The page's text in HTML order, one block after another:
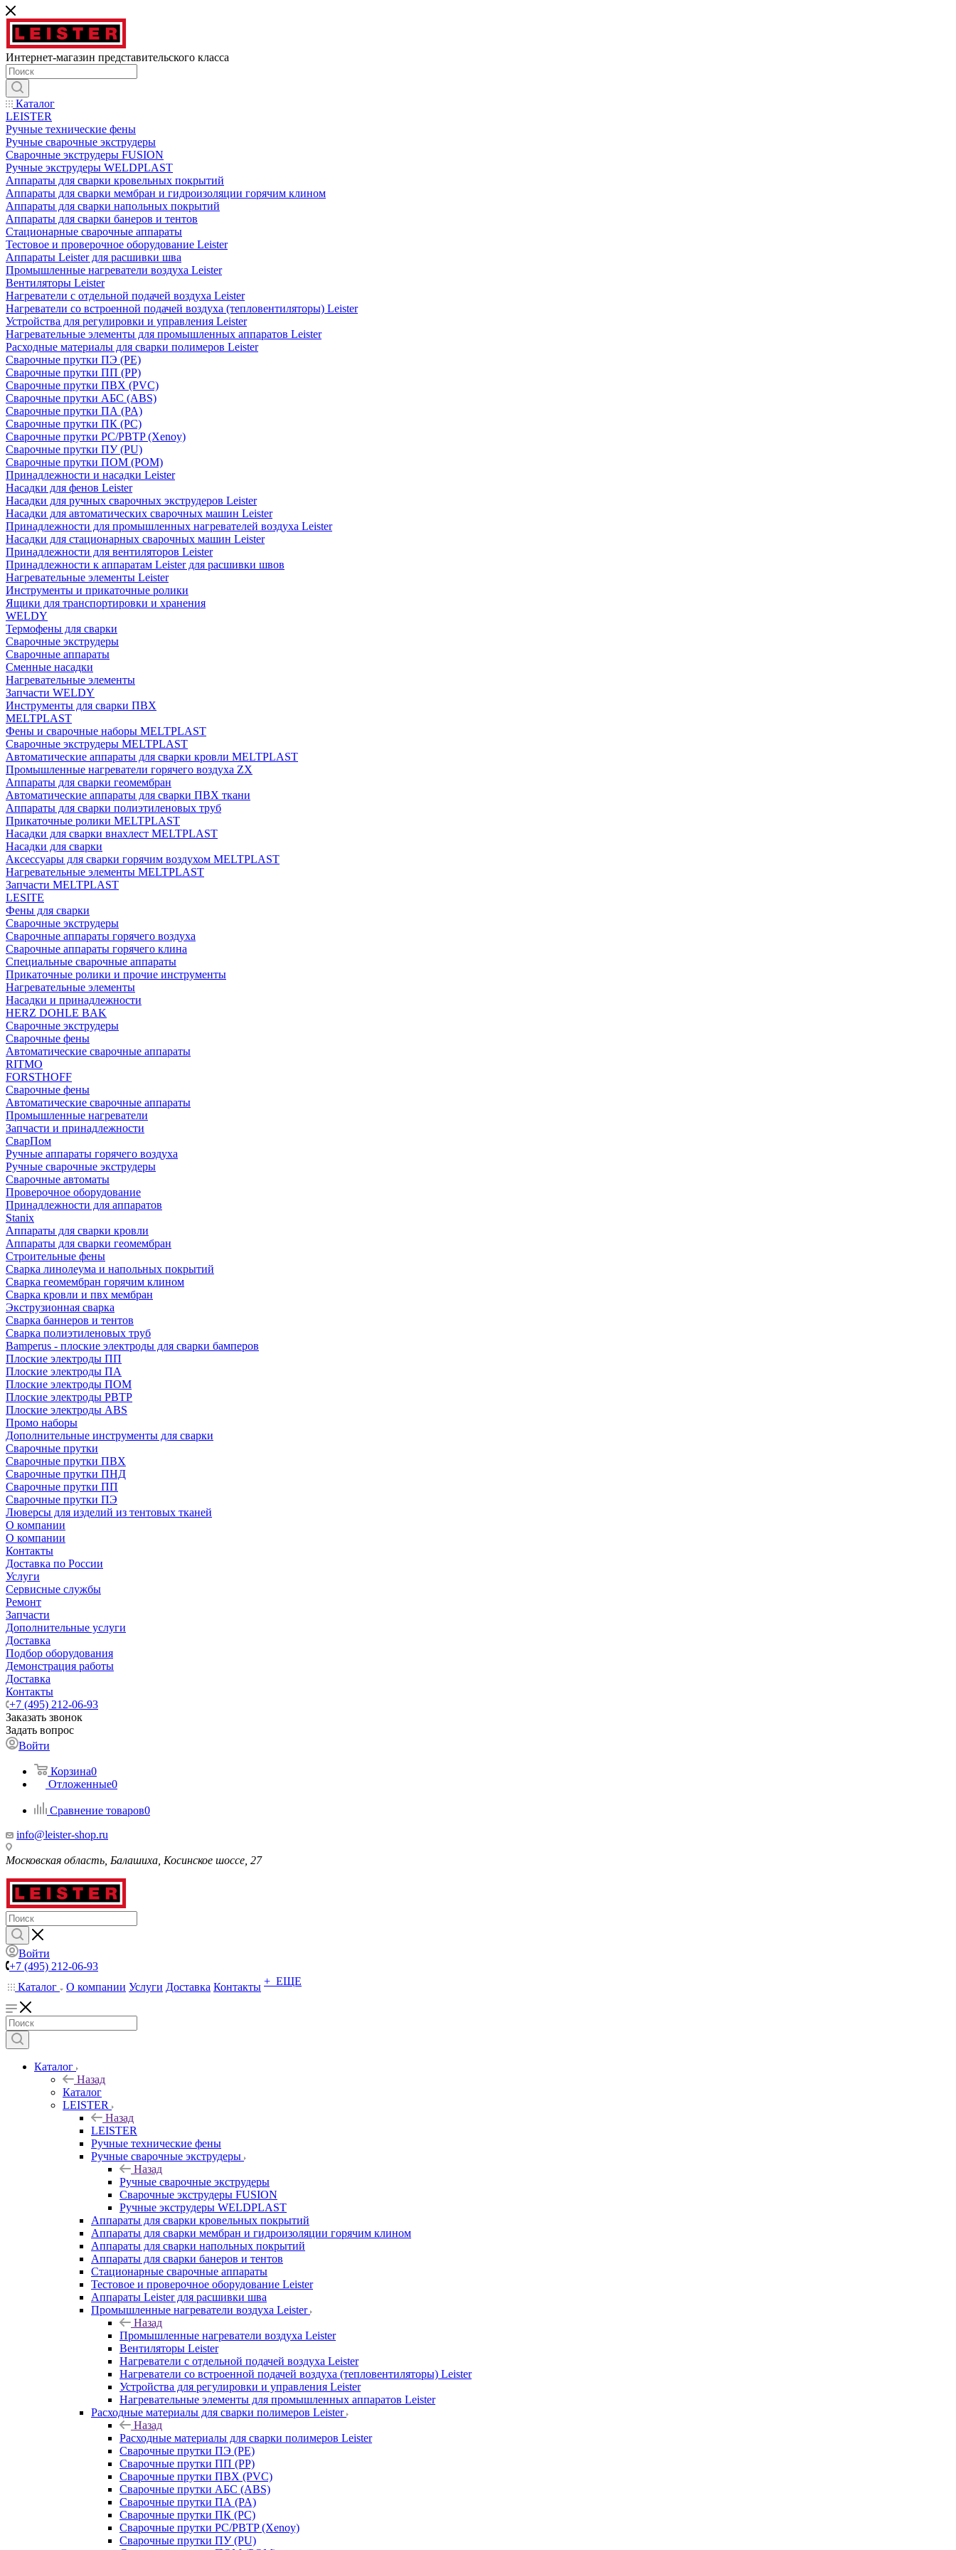
Интернет-магазин представительского класса
Каталог
LEISTER
Ручные технические фены
Ручные сварочные экструдеры
Сварочные экструдеры FUSION
Ручные экструдеры WELDPLAST
Аппараты для сварки кровельных покрытий
Аппараты для сварки мембран и гидроизоляции горячим клином
Аппараты для сварки напольных покрытий
Аппараты для сварки банеров и тентов
Стационарные сварочные аппараты
Тестовое и проверочное оборудование Leister
Аппараты Leister для расшивки шва
Промышленные нагреватели воздуха Leister
Вентиляторы Leister
Нагреватели с отдельной подачей воздуха Leister
Нагреватели со встроенной подачей воздуха (тепловентиляторы) Leister
Устройства для регулировки и управления Leister
Нагревательные элементы для промышленных аппаратов Leister
Расходные материалы для сварки полимеров Leister
Сварочные прутки ПЭ (PE)
Сварочные прутки ПП (PP)
Сварочные прутки ПВХ (PVC)
Сварочные прутки АБС (ABS)
Сварочные прутки ПА (PA)
Сварочные прутки ПК (PC)
Сварочные прутки PC/PBTP (Xenoy)
Сварочные прутки ПУ (PU)
Сварочные прутки ПОМ (POM)
Принадлежности и насадки Leister
Насадки для фенов Leister
Насадки для ручных сварочных экструдеров Leister
Насадки для автоматических сварочных машин Leister
Принадлежности для промышленных нагревателей воздуха Leister
Насадки для стационарных сварочных машин Leister
Принадлежности для вентиляторов Leister
Принадлежности к аппаратам Leister для расшивки швов
Нагревательные элементы Leister
Инструменты и прикаточные ролики
Ящики для транспортировки и хранения
WELDY
Термофены для сварки
Сварочные экструдеры
Сварочные аппараты
Сменные насадки
Нагревательные элементы
Запчасти WELDY
Инструменты для сварки ПВХ
MELTPLAST
Фены и сварочные наборы MELTPLAST
Сварочные экструдеры MELTPLAST
Автоматические аппараты для сварки кровли MELTPLAST
Промышленные нагреватели горячего воздуха ZX
Аппараты для сварки геомембран
Автоматические аппараты для сварки ПВХ ткани
Аппараты для сварки полиэтиленовых труб
Прикаточные ролики MELTPLAST
Насадки для сварки внахлест MELTPLAST
Насадки для сварки
Аксессуары для сварки горячим воздухом MELTPLAST
Нагревательные элементы MELTPLAST
Запчасти MELTPLAST
LESITE
Фены для сварки
Сварочные экструдеры
Сварочные аппараты горячего воздуха
Сварочные аппараты горячего клина
Специальные сварочные аппараты
Прикаточные ролики и прочие инструменты
Нагревательные элементы
Насадки и принадлежности
HERZ DOHLE BAK
Сварочные экструдеры
Сварочные фены
Автоматические сварочные аппараты
RITMO
FORSTHOFF
Сварочные фены
Автоматические сварочные аппараты
Промышленные нагреватели
Запчасти и принадлежности
СварПом
Ручные аппараты горячего воздуха
Ручные сварочные экструдеры
Сварочные автоматы
Проверочное оборудование
Принадлежности для аппаратов
Stanix
Аппараты для сварки кровли
Аппараты для сварки геомембран
Строительные фены
Сварка линолеума и напольных покрытий
Сварка геомембран горячим клином
Сварка кровли и пвх мембран
Экструзионная сварка
Сварка баннеров и тентов
Сварка полиэтиленовых труб
Bamperus - плоские электроды для сварки бамперов
Плоские электроды ПП
Плоские электроды ПА
Плоские электроды ПОМ
Плоские электроды РВТР
Плоские электроды ABS
Промо наборы
Дополнительные инструменты для сварки
Сварочные прутки
Сварочные прутки ПВХ
Сварочные прутки ПНД
Сварочные прутки ПП
Сварочные прутки ПЭ
Люверсы для изделий из тентовых тканей
О компании
О компании
Контакты
Доставка по России
Услуги
Сервисные службы
Ремонт
Запчасти
Дополнительные услуги
Доставка
Подбор оборудования
Демонстрация работы
Доставка
Контакты
+7 (495) 212-06-93
Заказать звонок
Задать вопрос
Войти
Корзина0
Отложенные0
Сравнение товаров0
info@leister-shop.ru
Московская область, Балашиха, Косинское шоссе, 27
Войти
+7 (495) 212-06-93
Каталог
О компании Услуги Доставка Контакты + ЕЩЕ
Каталог
Назад
Каталог
LEISTER
Назад
LEISTER
Ручные технические фены
Ручные сварочные экструдеры
Назад
Ручные сварочные экструдеры
Сварочные экструдеры FUSION
Ручные экструдеры WELDPLAST
Аппараты для сварки кровельных покрытий
Аппараты для сварки мембран и гидроизоляции горячим клином
Аппараты для сварки напольных покрытий
Аппараты для сварки банеров и тентов
Стационарные сварочные аппараты
Тестовое и проверочное оборудование Leister
Аппараты Leister для расшивки шва
Промышленные нагреватели воздуха Leister
Назад
Промышленные нагреватели воздуха Leister
Вентиляторы Leister
Нагреватели с отдельной подачей воздуха Leister
Нагреватели со встроенной подачей воздуха (тепловентиляторы) Leister
Устройства для регулировки и управления Leister
Нагревательные элементы для промышленных аппаратов Leister
Расходные материалы для сварки полимеров Leister
Назад
Расходные материалы для сварки полимеров Leister
Сварочные прутки ПЭ (PE)
Сварочные прутки ПП (PP)
Сварочные прутки ПВХ (PVC)
Сварочные прутки АБС (ABS)
Сварочные прутки ПА (PA)
Сварочные прутки ПК (PC)
Сварочные прутки PC/PBTP (Xenoy)
Сварочные прутки ПУ (PU)